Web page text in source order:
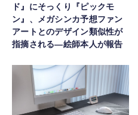
ド』にそっくり『ピックモ
ン』、メガシンカ予想ファン
アートとのデザイン類似性が
指摘される―絵師本人が報告